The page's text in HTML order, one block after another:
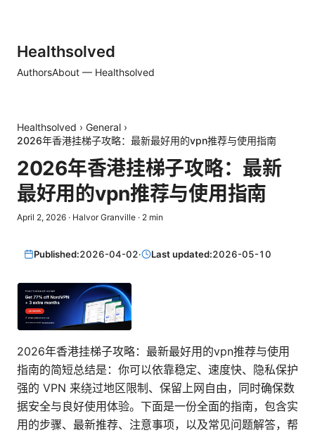
Healthsolved
AuthorsAbout — Healthsolved
Healthsolved › General ›
2026年香港挂梯子攻略：最新最好用的vpn推荐与使用指南
2026年香港挂梯子攻略：最新
最好用的vpn推荐与使用指南
April 2, 2026 · Halvor Granville · 2 min
Published:2026-04-02· Last updated:2026-05-10
2026年香港挂梯子攻略：最新最好用的vpn推荐与使用
指南的简短总结是：你可以依靠稳定、速度快、隐私保护
强的 VPN 来绕过地区限制、保留上网自由，同时确保数
据安全与良好使用体验。下面是一份全面的指南，包含实
用的步骤、最新推荐、注意事项，以及常见问题解答，帮